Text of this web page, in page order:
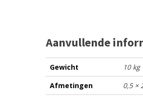
Aanvullende
Gewicht
10 kg
Afmetingen
0,5 ×